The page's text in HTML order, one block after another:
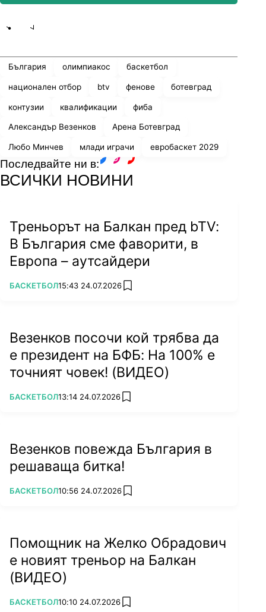
България олимпиакос баскетбол
национален отбор btv фенове ботевград
контузии квалификации фиба
Александър Везенков Арена Ботевград
Любо Минчев млади играчи евробаскет 2029
Последвайте ни в:
ВСИЧКИ НОВИНИ
Треньорът на Балкан пред bTV:
В България сме фаворити, в
Европа – аутсайдери
ПОВЕЧЕ ОТ
БАСКЕТБОЛ15:43 24.07.2026 add favorites
Везенков посочи кой трябва да
е президент на БФБ: На 100% е
точният човек! (ВИДЕО)
ПОВЕЧЕ ОТ
БАСКЕТБОЛ13:14 24.07.2026 add favorites
Везенков повежда България в
решаваща битка!
ПОВЕЧЕ ОТ
БАСКЕТБОЛ10:56 24.07.2026 add favorites
Помощник на Желко Обрадович
е новият треньор на Балкан
(ВИДЕО)
ПОВЕЧЕ ОТ
БАСКЕТБОЛ10:10 24.07.2026 add favorites